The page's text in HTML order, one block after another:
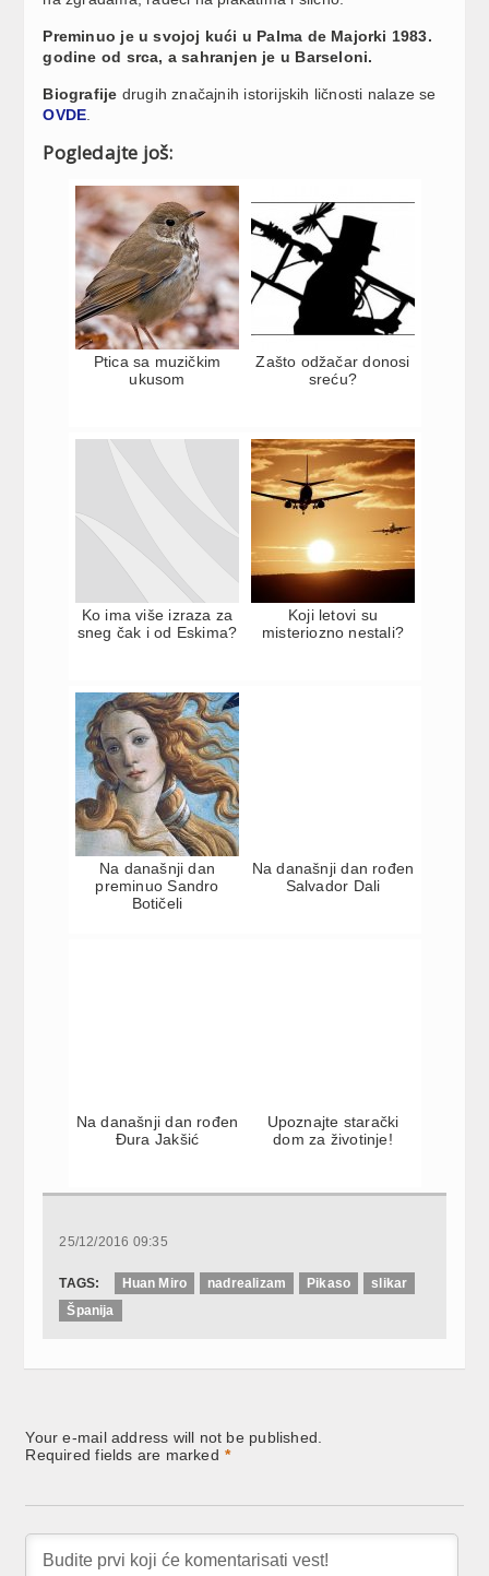
Preminuo je u svojoj kući u Palma de Majorki 1983.
godine od srca, a sahranjen je u Barseloni.
Biografije drugih značajnih istorijskih ličnosti nalaze se
OVDE
Pogledajte još:
Ptica sa muzičkim
ukusom
Zašto odžačar donosi
sreću?
Ko ima više izraza za
sneg čak i od Eskima?
Koji letovi su
misteriozno nestali?
Na današnji dan
preminuo Sandro
Botičeli
Na današnji dan rođen
Salvador Dali
Na današnji dan rođen
Đura Jakšić
Upoznajte starački
dom za životinje!
25/12/2016 09:35
TAGS: Huan Miro nadrealizam Pikaso
slikar
Španija
Your e-mail address will not be published.
Required fields are marked *